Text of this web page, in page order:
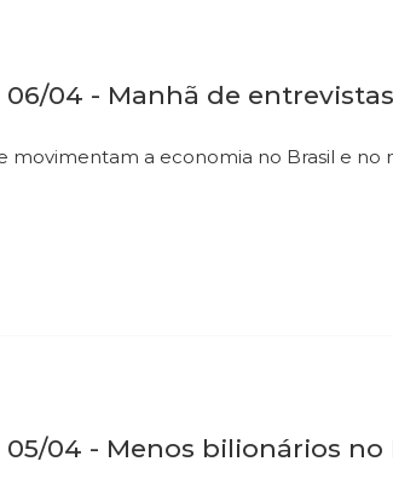
04 - Manhã de
movimentam a economia no Brasil e no
04 - Menos bilionários no